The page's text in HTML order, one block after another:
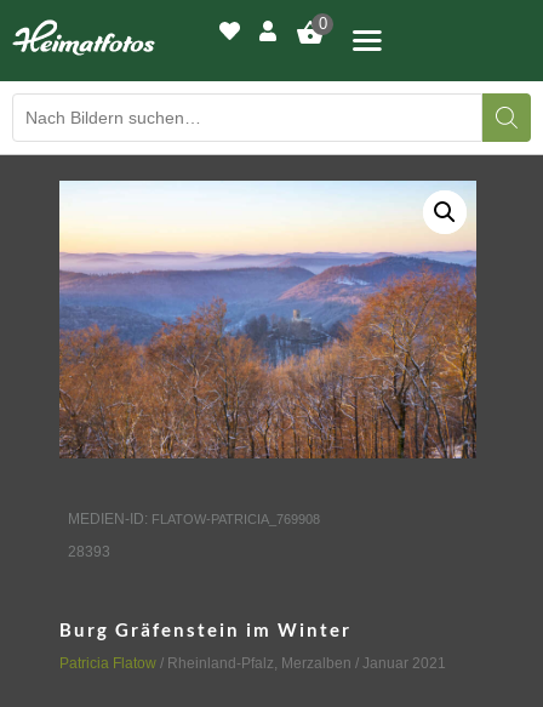
0
DRUCKQUALITÄTEN
LED-LEUCHTBILDER
WIR DRUCKEN IHR BILD
AUSSTELLUNGEN
KONTAKT
MEDIEN-ID: FLATOW-PATRICIA_769908
28393
Burg Gräfenstein im Winter
Patricia Flatow / Rheinland-Pfalz, Merzalben / Januar 2021